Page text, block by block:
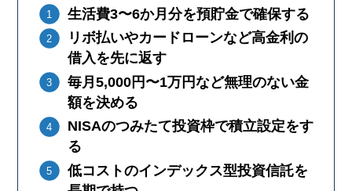
生活費3〜6か月分を預貯金で確保する
リボ払いやカードローンなど高金利の
借入を先に返す
毎月5,000円〜1万円など無理のない金
額を決める
NISAのつみたて投資枠で積立設定をす
る
低コストのインデックス型投資信託を